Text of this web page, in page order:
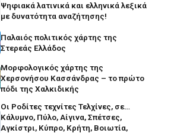
Ψηφιακά λατινικά και ελληνικά λεξικά
με δυνατότητα αναζήτησης!
Παλαιός πολιτικός χάρτης της
Στερεάς Ελλάδος
Μορφολογικός χάρτης της
Χερσονήσου Κασσάνδρας – το πρώτο
πόδι της Χαλκιδικής
Οι Ροδίτες τεχνίτες Τελχίνες, σε…
Κάλυμνο, Πύλο, Αίγινα, Σπέτσες,
Αγκίστρι, Κύπρο, Κρήτη, Βοιωτία,